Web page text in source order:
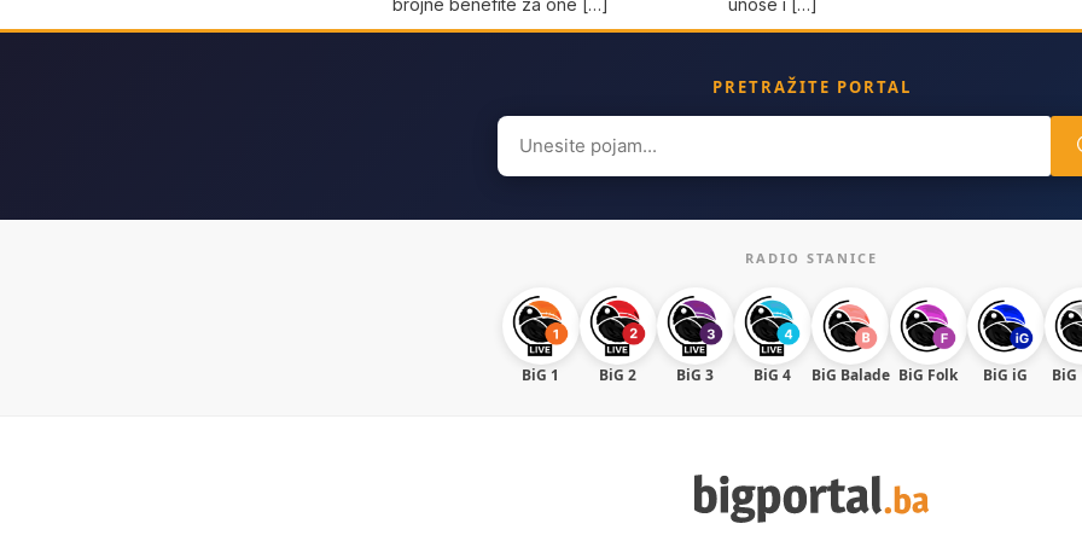
brojne benefite za one […] unose i […]
PRETRAŽITE PORTAL
Search
for:
RADIO STANICE
BiG 1 BiG 2 BiG 3 BiG 4 BiG Balade BiG Folk BiG iG BiG